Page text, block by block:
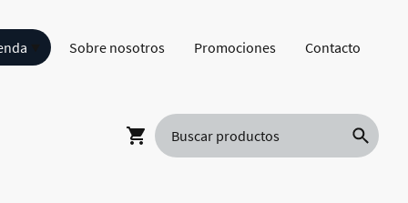
Sobre nosotros Promociones Contacto